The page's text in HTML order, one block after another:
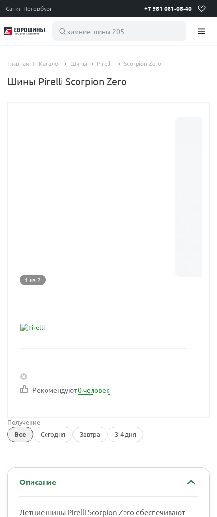
Санкт-Петербург +7 981 081-08-40
зимние ш
Главная Каталог Шины Pirelli Scorpion Zero
Шины Pirelli Scorpion Zero
1 из 2
Рекомендуют0 человек
Получение
Все
Сегодня Завтра 3-4 дня
Описание
Летние шины Pirelli Scorpion Zero обеспечивают